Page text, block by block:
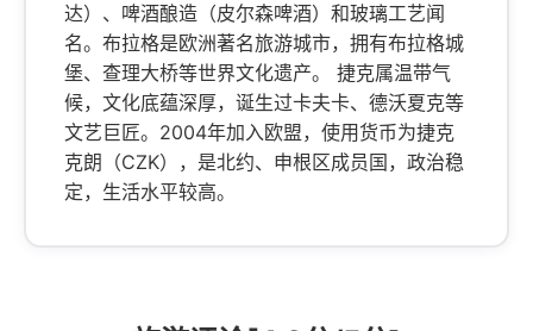
达）、啤酒酿造（皮尔森啤酒）和玻璃工艺闻
名。布拉格是欧洲著名旅游城市，拥有布拉格城
堡、查理大桥等世界文化遗产。 捷克属温带气
候，文化底蕴深厚，诞生过卡夫卡、德沃夏克等
文艺巨匠。2004年加入欧盟，使用货币为捷克
克朗（CZK），是北约、申根区成员国，政治稳
定，生活水平较高。